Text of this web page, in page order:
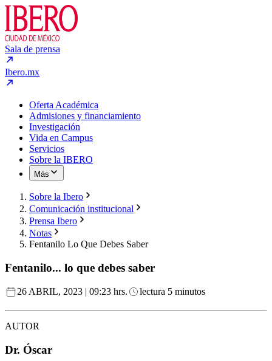
Sala de prensa
Ibero.mx
Oferta Académica
Admisiones y financiamiento
Investigación
Vida en Campus
Servicios
Sobre la IBERO
Más
Sobre la Ibero
Comunicación institucional
Prensa Ibero
Notas
Fentanilo Lo Que Debes Saber
Fentanilo... lo que debes saber
26 ABRIL, 2023 | 09:23 hrs. lectura 5 minutos
AUTOR
Dr. Óscar